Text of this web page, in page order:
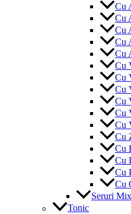
Cu
Cu
Cu
Cu
Cu
Cu
Cu
Cu
Cu
Cu
Cu
Cu
Cu
Cu
Cu
Cu
Seruri
Tonic